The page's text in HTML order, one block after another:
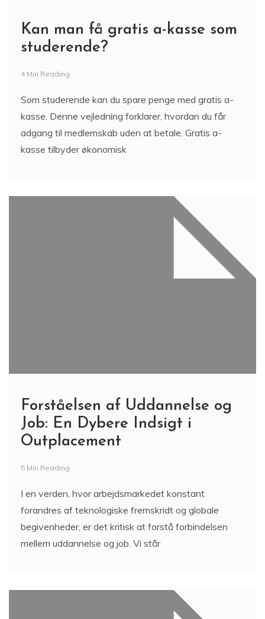
Kan man få gratis a-kasse som
studerende?
4 Min Reading
Som studerende kan du spare penge med gratis a-
kasse. Denne vejledning forklarer, hvordan du får
adgang til medlemskab uden at betale. Gratis a-
kasse tilbyder økonomisk
Forståelsen af Uddannelse og
Job: En Dybere Indsigt i
Outplacement
5 Min Reading
I en verden, hvor arbejdsmarkedet konstant
forandres af teknologiske fremskridt og globale
begivenheder, er det kritisk at forstå forbindelsen
mellem uddannelse og job. Vi står